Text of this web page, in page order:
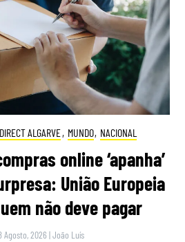
ALGARVE, MUNDO, NACIONAL
online ‘apanha’
União Europeia
não deve pagar
Agosto, 2026 |João Luís